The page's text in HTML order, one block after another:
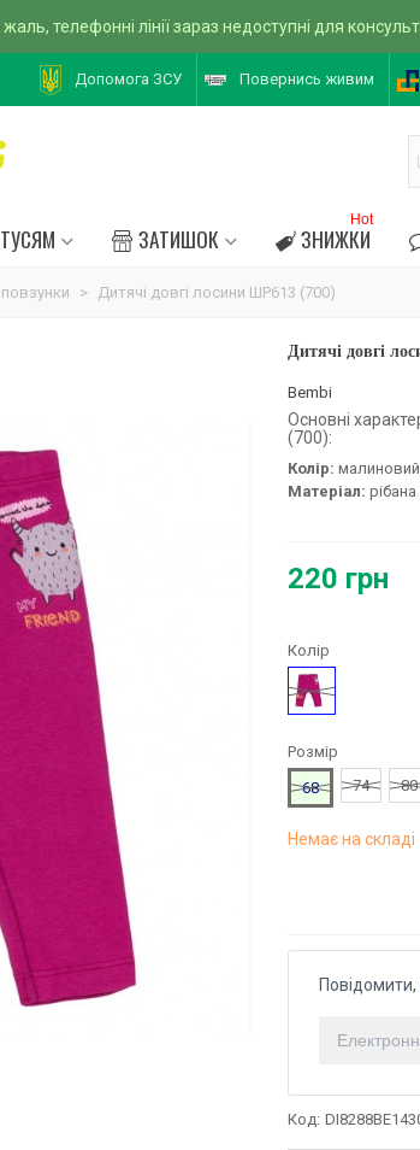
телефонні лінії зараз недоступні для
Допомога ЗСУ Повернись живим
ЗАТИШОК ЗНИЖКИ
Hot
> Дитячі довгі лосини ШР613 (700)
Дитячі довгі
Bembi
Основні
(700):
Колір:
Матеріал:
220 грн
Колір
Рожевий
Розмір
68
74 80
Немає на складі
Повідомити,
Код: